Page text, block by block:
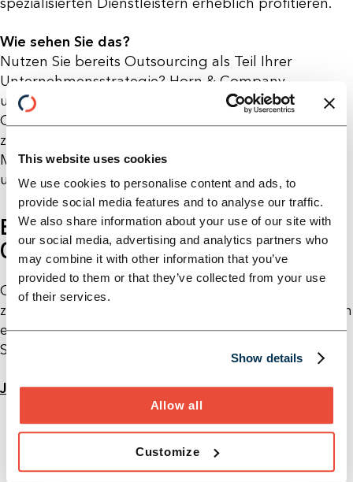
This website uses cookies
We use cookies to personalise content and ads, to
provide social media features and to analyse our traffic.
We also share information about your use of our site with
our social media, advertising and analytics partners who
may combine it with other information that you’ve
provided to them or that they’ve collected from your use
of their services.
Show details
Allow all
Customize
Wie sehen Sie das?
Nutzen Sie bereits Outsourcing als Teil Ihrer
Unternehmensstrategie? Horn & Company
unterstützt mittelständische Unternehmen dabei,
Outsourcing professionell aufzusetzen und effektiv
zu steuern – mit klarer Governance, praxiserprobten
Modellen und Blick fürs Wesentliche. Sprechen Sie
uns gerne an.
BEREIT, DEN NÄCHSTEN SCHRITT ZU
GEHEN?
Ob erste Gedanken oder konkrete Pläne – wir hören
zu, fragen nach und entwickeln gemeinsam weiter. In
einem unverbindlichen Erstgespräch klären wir, wo
Sie stehen und wie wir Sie unterstützen können.
Jetzt Gespräch vereinBAren